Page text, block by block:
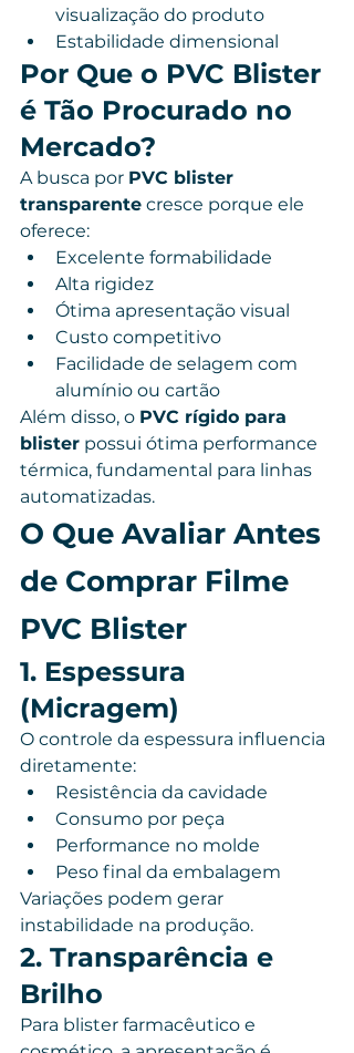
visualização do produto
Estabilidade dimensional
Por Que o PVC Blister
é Tão Procurado no
Mercado?
A busca por PVC blister
transparente cresce porque ele
oferece:
Excelente formabilidade
Alta rigidez
Ótima apresentação visual
Custo competitivo
Facilidade de selagem com
alumínio ou cartão
Além disso, o PVC rígido para
blister possui ótima performance
térmica, fundamental para linhas
automatizadas.
O Que Avaliar Antes
de Comprar Filme
PVC Blister
1. Espessura
(Micragem)
O controle da espessura influencia
diretamente:
Resistência da cavidade
Consumo por peça
Performance no molde
Peso final da embalagem
Variações podem gerar
instabilidade na produção.
2. Transparência e
Brilho
Para blister farmacêutico e